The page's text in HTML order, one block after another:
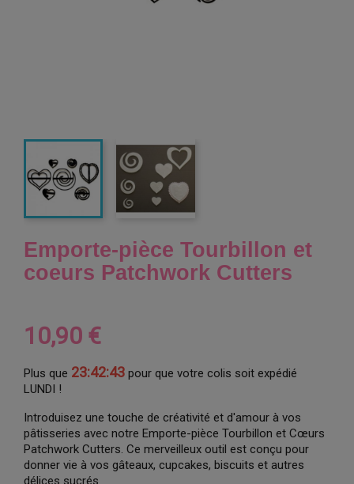
Emporte-pièce Tourbillon et
coeurs Patchwork Cutters
10,90 €
Plus que 23:42:42 pour que votre colis soit expédié
LUNDI !
Introduisez une touche de créativité et d'amour à vos
pâtisseries avec notre Emporte-pièce Tourbillon et Cœurs
Patchwork Cutters. Ce merveilleux outil est conçu pour
donner vie à vos gâteaux, cupcakes, biscuits et autres
délices sucrés.